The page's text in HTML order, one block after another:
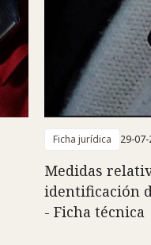
Ficha jurídica 29-
Medidas
identificación
- Ficha técnica